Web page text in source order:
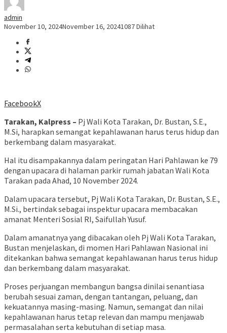
admin
November 10, 2024November 16, 20241087 Dilihat
FacebookX
Tarakan, Kalpress – Pj Wali Kota Tarakan, Dr. Bustan, S.E.,
M.Si, harapkan semangat kepahlawanan harus terus hidup dan
berkembang dalam masyarakat.
Hal itu disampakannya dalam peringatan Hari Pahlawan ke 79
dengan upacara di halaman parkir rumah jabatan Wali Kota
Tarakan pada Ahad, 10 November 2024.
Dalam upacara tersebut, Pj Wali Kota Tarakan, Dr. Bustan, S.E.,
M.Si., bertindak sebagai inspektur upacara membacakan
amanat Menteri Sosial RI, Saifullah Yusuf.
Dalam amanatnya yang dibacakan oleh Pj Wali Kota Tarakan,
Bustan menjelaskan, di momen Hari Pahlawan Nasional ini
ditekankan bahwa semangat kepahlawanan harus terus hidup
dan berkembang dalam masyarakat.
Proses perjuangan membangun bangsa dinilai senantiasa
berubah sesuai zaman, dengan tantangan, peluang, dan
kekuatannya masing-masing. Namun, semangat dan nilai
kepahlawanan harus tetap relevan dan mampu menjawab
permasalahan serta kebutuhan di setiap masa.